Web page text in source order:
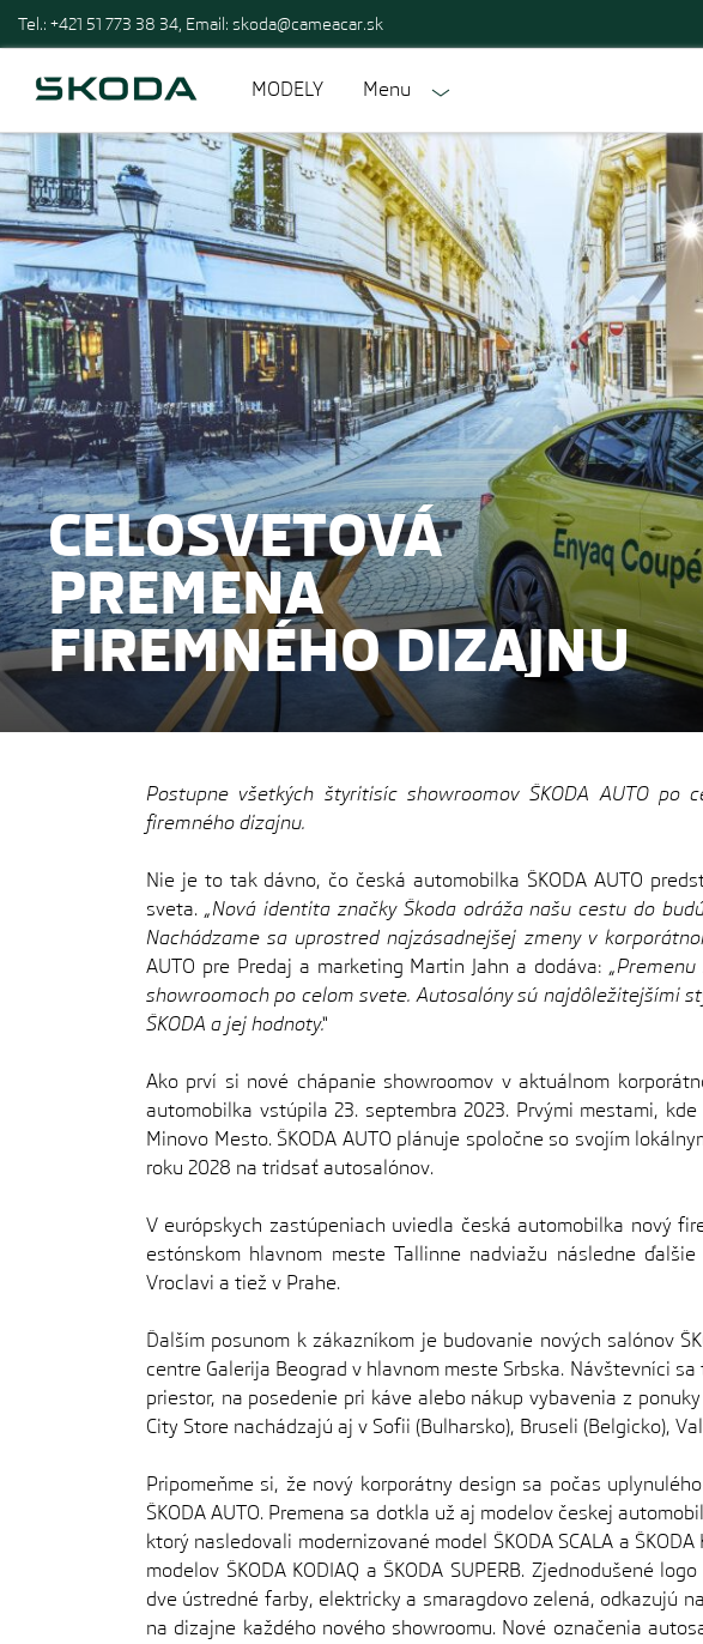
Tel.: +421 51 773 38 34, Email: skoda@cameacar.sk
MODELY Menu
CELOSVETOVÁ
PREMENA
FIREMNÉHO DIZAJNU
ZNAČKY ŠKODA
Postupne všetkých štyritisíc showroomov ŠKODA AUTO
firemného dizajnu.
Nie je to tak dávno, čo česká automobilka ŠKODA AUTO
sveta. „Nová identita značky Škoda odráža našu cestu do
Nachádzame sa uprostred najzásadnejšej zmeny v
AUTO pre Predaj a marketing Martin Jahn a dodáva:
showroomoch po celom svete. Autosalóny sú najdôležitejšími
ŠKODA a jej hodnoty.“
Ako prví si nové chápanie showroomov v aktuálnom
automobilka vstúpila 23. septembra 2023. Prvými mestami,
Minovo Mesto. ŠKODA AUTO plánuje spoločne so svojím
roku 2028 na tridsať autosalónov.
V európskych zastúpeniach uviedla česká automobilka nový
estónskom hlavnom meste Tallinne nadviažu následne
Vroclavi a tiež v Prahe.
Ďalším posunom k zákazníkom je budovanie nových salónov
centre Galerija Beograd v hlavnom meste Srbska. Návštevníci
priestor, na posedenie pri káve alebo nákup vybavenia z
City Store nachádzajú aj v Sofii (Bulharsko), Bruseli (Belgicko),
Pripomeňme si, že nový korporátny design sa počas
ŠKODA AUTO. Premena sa dotkla už aj modelov českej
ktorý nasledovali modernizované model ŠKODA SCALA a
modelov ŠKODA KODIAQ a ŠKODA SUPERB. Zjednodušené
dve ústredné farby, elektricky a smaragdovo zelená, odkazujú
na dizajne každého nového showroomu. Nové označenia